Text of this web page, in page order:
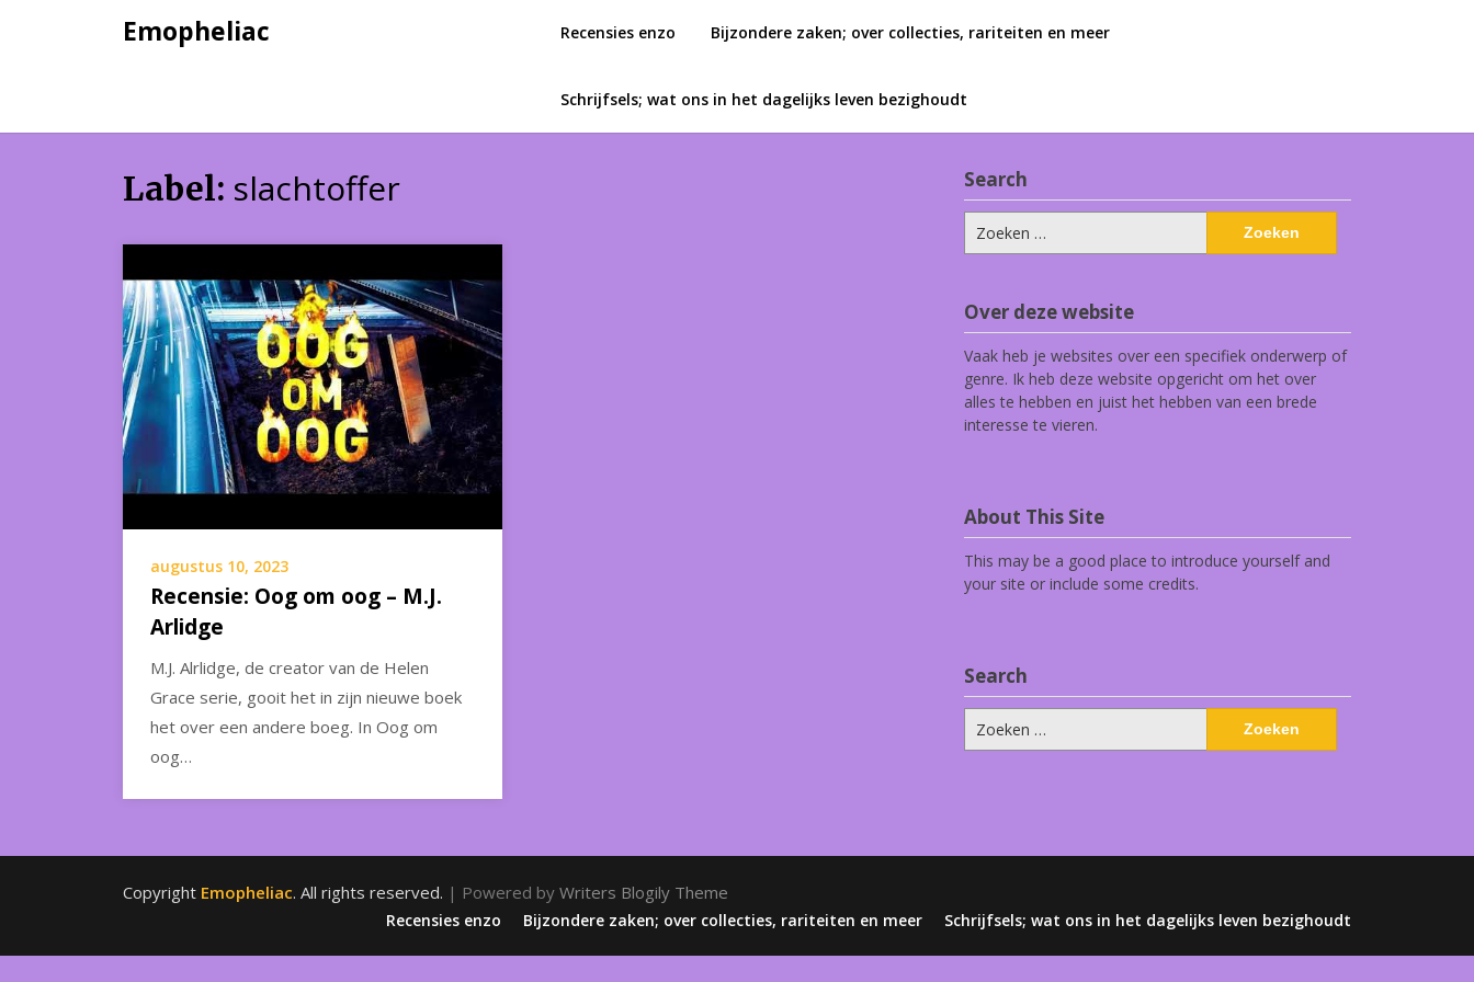
Emopheliac Recensies enzo Bijzondere zaken; over collecties, rariteiten en meer
Schrijfsels; wat ons in het dagelijks leven bezighoudt
Label: slachtoffer
augustus 10, 2023
Recensie: Oog om oog – M.J.
Arlidge
M.J. Alrlidge, de creator van de Helen
Grace serie, gooit het in zijn nieuwe boek
het over een andere boeg. In Oog om
oog…
Search
naar:
Over deze website
Vaak heb je websites over een specifiek onderwerp of
genre. Ik heb deze website opgericht om het over
alles te hebben en juist het hebben van een brede
interesse te vieren.
About This Site
This may be a good place to introduce yourself and
your site or include some credits.
Search
naar:
Copyright Emopheliac. All rights reserved. | Powered by Writers Blogily Theme
Recensies enzo Bijzondere zaken; over collecties, rariteiten en meer Schrijfsels; wat ons in het dagelijks leven bezighoudt